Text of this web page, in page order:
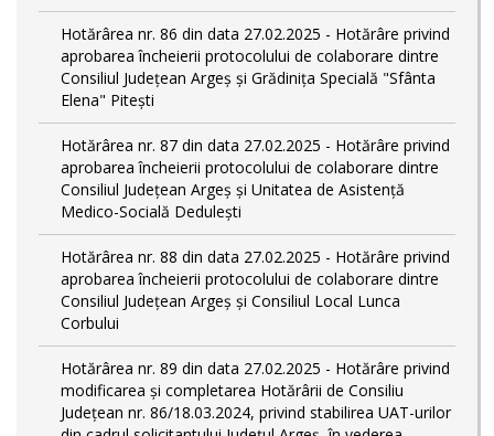
Hotărârea nr. 86 din data 27.02.2025 - Hotărâre privind
aprobarea încheierii protocolului de colaborare dintre
Consiliul Județean Argeș și Grădinița Specială "Sfânta
Elena" Pitești
Hotărârea nr. 87 din data 27.02.2025 - Hotărâre privind
aprobarea încheierii protocolului de colaborare dintre
Consiliul Județean Argeș și Unitatea de Asistență
Medico-Socială Dedulești
Hotărârea nr. 88 din data 27.02.2025 - Hotărâre privind
aprobarea încheierii protocolului de colaborare dintre
Consiliul Județean Argeș și Consiliul Local Lunca
Corbului
Hotărârea nr. 89 din data 27.02.2025 - Hotărâre privind
modificarea și completarea Hotărârii de Consiliu
Județean nr. 86/18.03.2024, privind stabilirea UAT-urilor